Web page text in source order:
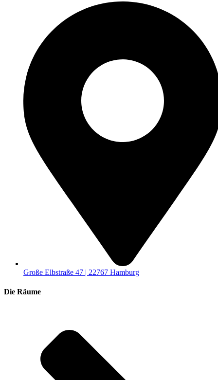
Große Elbstraße 47 | 22767 Hamburg
Die Räume